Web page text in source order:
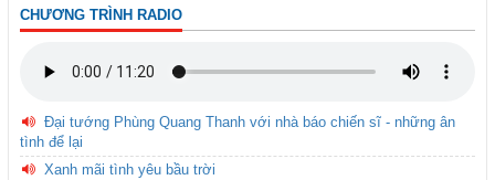
CHƯƠNG TRÌNH RADIO
Đại tướng Phùng Quang Thanh với nhà báo chiến sĩ - những ân
tình để lại
Xanh mãi tình yêu bầu trời